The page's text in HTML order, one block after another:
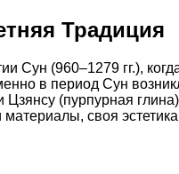
Традиция
Сун (960–1279 гг.),
в период Сун
(пурпурная
своя